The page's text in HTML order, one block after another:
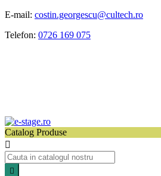
E-mail: costin.georgescu@cultech.ro
Telefon: 0726 169 075
Catalog Produse

